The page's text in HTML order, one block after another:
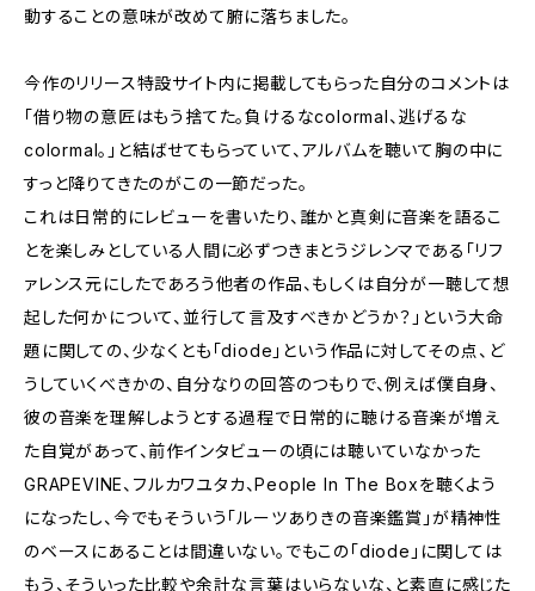
動することの意味が改めて腑に落ちました。
今作のリリース特設サイト内に掲載してもらった自分のコメントは
「借り物の意匠はもう捨てた。負けるなcolormal、逃げるな
colormal。」と結ばせてもらっていて、アルバムを聴いて胸の中に
すっと降りてきたのがこの一節だった。
これは日常的にレビューを書いたり、誰かと真剣に音楽を語るこ
とを楽しみとしている人間に必ずつきまとうジレンマである「リフ
ァレンス元にしたであろう他者の作品、もしくは自分が一聴して想
起した何かについて、並行して言及すべきかどうか？」という大命
題に関しての、少なくとも「diode」という作品に対してその点、ど
うしていくべきかの、自分なりの回答のつもりで、例えば僕自身、
彼の音楽を理解しようとする過程で日常的に聴ける音楽が増え
た自覚があって、前作インタビューの頃には聴いていなかった
GRAPEVINE、フルカワユタカ、People In The Boxを聴くよう
になったし、今でもそういう「ルーツありきの音楽鑑賞」が精神性
のベースにあることは間違いない。でもこの「diode」に関しては
もう、そういった比較や余計な言葉はいらないな、と素直に感じた